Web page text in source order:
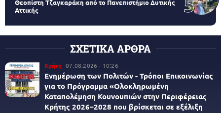
Θεοπίστη Τζαγκαράκη από το Πανεπιστήμιο Δυτικής
Αττικής
ΣΧΕΤΙΚΑ ΑΡΘΡΑ
Κρήτη 07.08.2026 10:26
Ενημέρωση των Πολιτών - Τρόποι Επικοινωνίας
για το Πρόγραμμα «Ολοκληρωμένη
Καταπολέμηση Κουνουπιών στην Περιφέρειας
Κρήτης 2026–2028 που βρίσκεται σε εξέλιξη